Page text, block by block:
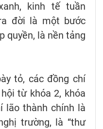
kinh tế tuần
đời là một bước
quyền, là nền tảng
tỏ, các đồng chí
từ khóa 2, khóa
lão thành chính là
trường, là “thư